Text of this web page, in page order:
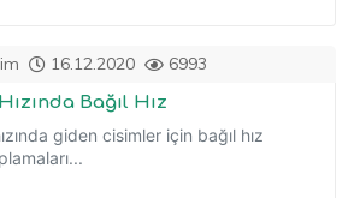
16.12.2020 6993
Bağıl Hız
giden cisimler için bağıl hız